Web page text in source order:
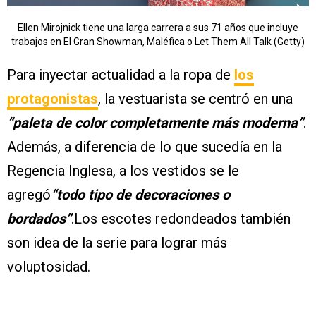
Ellen Mirojnick tiene una larga carrera a sus 71 años que incluye
trabajos en El Gran Showman, Maléfica o Let Them All Talk (Getty)
Para inyectar actualidad a la ropa de los
protagonistas, la vestuarista se centró en una
“paleta de color completamente más moderna”.
Además, a diferencia de lo que sucedía en la
Regencia Inglesa, a los vestidos se le
agregó“todo tipo de decoraciones o
bordados”.Los escotes redondeados también
son idea de la serie para lograr más
voluptosidad.